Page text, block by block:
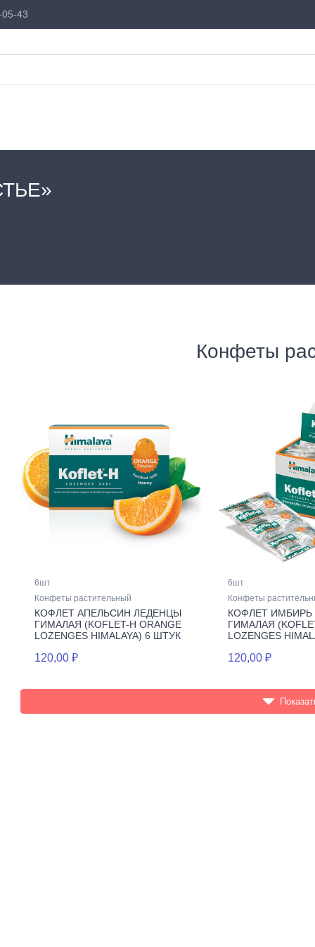
43
Конфеты
6шт
Конфеты растительный
КОФЛЕТ АПЕЛЬСИН ЛЕДЕНЦЫ
ГИМАЛАЯ (KOFLET-H ORANGE
LOZENGES HIMALAYA) 6 ШТУК
120,00 ₽
6шт
Конфеты
КОФЛЕТ
ГИМАЛАЯ
LOZENGES
120,00 ₽